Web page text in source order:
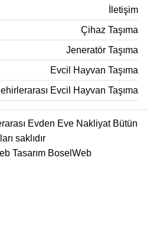
İletişim
Çihaz Taşıma
Jeneratör Taşıma
Evcil Hayvan Taşıma
Evcil Hayvan Taşıma
Evden Eve Nakliyat Bütün
saklıdır
Tasarım BoselWeb